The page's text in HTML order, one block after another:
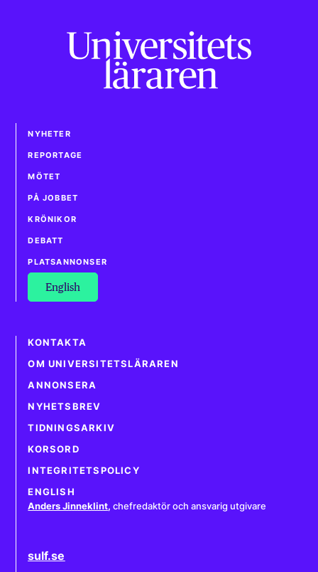
NYHETER
REPORTAGE
MÖTET
PÅ JOBBET
KRÖNIKOR
DEBATT
PLATSANNONSER
English
KONTAKTA
OM UNIVERSITETSLÄRAREN
ANNONSERA
NYHETSBREV
TIDNINGSARKIV
KORSORD
INTEGRITETSPOLICY
ENGLISH
Anders Jinneklint, chefredaktör och ansvarig utgivare
sulf.se